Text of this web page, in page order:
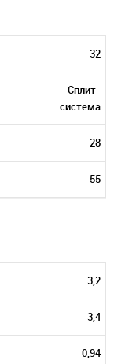
32
Сплит-
система
28
55
3,2
3,4
0,94